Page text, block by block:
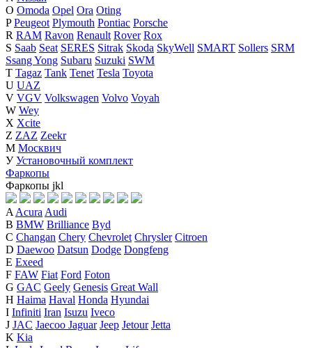
O Omoda Opel Ora Oting
P Peugeot Plymouth Pontiac Porsche
R RAM Ravon Renault Rover Rox
S Saab Seat SERES Sitrak Skoda SkyWell SMART Sollers SRM
Ssang Yong Subaru Suzuki SWM
T Tagaz Tank Tenet Tesla Toyota
U UAZ
V VGV Volkswagen Volvo Voyah
W Wey
X Xcite
Z ZAZ Zeekr
М Москвич
У Установочный комплект
Фаркопы
Фаркопы jkl
A Acura Audi
B BMW Brilliance Byd
C Changan Chery Chevrolet Chrysler Citroen
D Daewoo Datsun Dodge Dongfeng
E Exeed
F FAW Fiat Ford Foton
G GAC Geely Genesis Great Wall
H Haima Haval Honda Hyundai
I Infiniti Iran Isuzu Iveco
J JAC Jaecoo Jaguar Jeep Jetour Jetta
K Kia